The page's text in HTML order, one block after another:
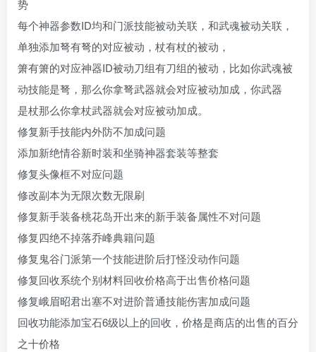
势
每个神器参数ID均和门派技能被动关联，和武魂被动关联，
单独添加弩有弩的对应被动，杖有杖的被动，
箫有箫的对应神器ID被动刀组有刀组的被动，比如你武魂被
动技能是弩，那么你拿弩武器就会对应被动加成，你武器
是杖那么你拿杖武器就会对应被动加成。
修复新手技能内外防不加成问题
添加新绝情谷新时装和坐骑神器套装等整套
修复头像框不对应问题
修改副本为无限次数无限刷
修复新手装备桃花岛开出来的新手装备属性不对问题
修复四绝不掉落乔峰典籍问题
修复鬼谷门派第一个技能进阶后打怪没动作问题
修复回收系统个别材料回收价格高于出售价格问题
修复峨眉昭君出塞不对进阶普通技能伤害加成问题
回收功能添加宝石6级以上的回收，价格是商店的出售的百分
之十价格